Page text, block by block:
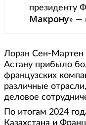
президенту
Макрону» —
Лоран Сен-Мартен
Астану прибыло
французских
различные
деловое
По итогам 2024
Казахстана и